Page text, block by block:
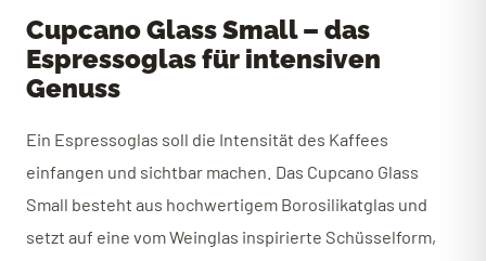
Cupcano Glass Small – das
Espressoglas für intensiven
Genuss
Ein Espressoglas soll die Intensität des Kaffees
einfangen und sichtbar machen. Das Cupcano Glass
Small besteht aus hochwertigem Borosilikatglas und
setzt auf eine vom Weinglas inspirierte Schüsselform,